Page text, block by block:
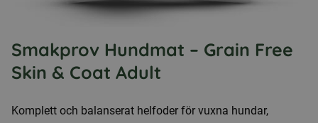
Smakprov Hundmat – Grain Free
Skin & Coat Adult
Komplett och balanserat helfoder för vuxna hundar,